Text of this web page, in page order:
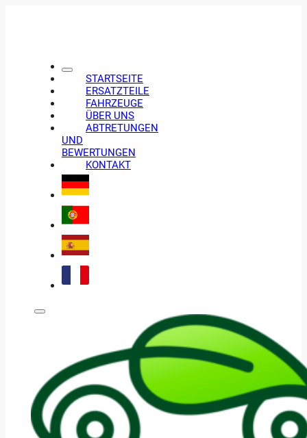
STARTSEITE
ERSATZTEILE
FAHRZEUGE
ÜBER UNS
ABTRETUNGEN
UND
BEWERTUNGEN
KONTAKT